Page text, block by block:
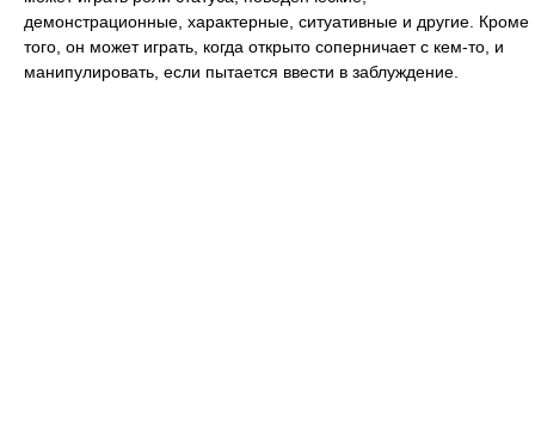
демонстрационные, характерные, ситуативные и другие. Кроме
того, он может играть, когда открыто соперничает с кем-то, и
манипулировать, если пытается ввести в заблуждение.